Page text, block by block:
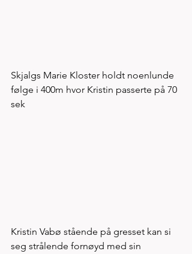
Skjalgs Marie Kloster holdt noenlunde
følge i 400m hvor Kristin passerte på 70
sek
Kristin Vabø stående på gresset kan si
seg strålende fornøyd med sin